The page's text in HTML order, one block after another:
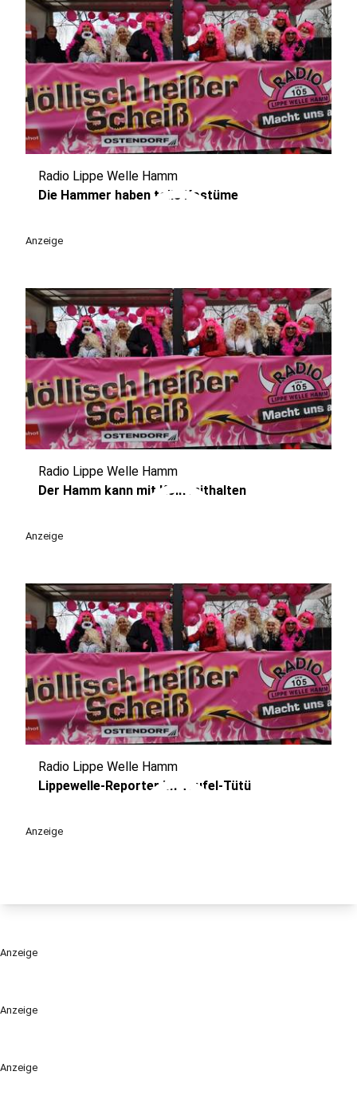
Anzeige
Anzeige
play_circle
Radio Lippe Welle Hamm
Die Hammer haben tolle Kostüme
Anzeige
play_circle
Radio Lippe Welle Hamm
Der Hamm kann mit Köln mithalten
Anzeige
play_circle
Radio Lippe Welle Hamm
Lippewelle-Reporter im Teufel-Tütü
Anzeige
Anzeige